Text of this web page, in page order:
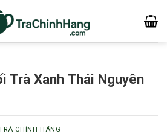
Trà Xanh Thái Nguyên
CHÍNH HÃNG